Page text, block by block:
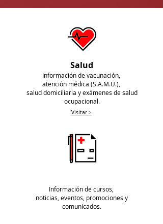
Salud
Información de vacunación,
atención médica (S.A.M.U.),
salud domiciliaria y exámenes de salud
ocupacional.
Visitar >
Información de cursos,
noticias, eventos, promociones y
comunicados.